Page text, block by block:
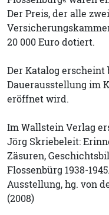
Der Preis, der alle
20 000 Euro dotiert.
Der Katalog
Dauerausstellung im
eröffnet wird.
Im Wallstein Verlag
Jörg Skriebeleit:
Zäsuren,
Flossenbürg 1938-
Ausstellung, hg. von
(2008)